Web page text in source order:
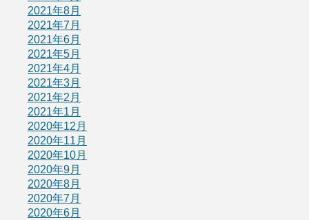
2021年8月
2021年7月
2021年6月
2021年5月
2021年4月
2021年3月
2021年2月
2021年1月
2020年12月
2020年11月
2020年10月
2020年9月
2020年8月
2020年7月
2020年6月